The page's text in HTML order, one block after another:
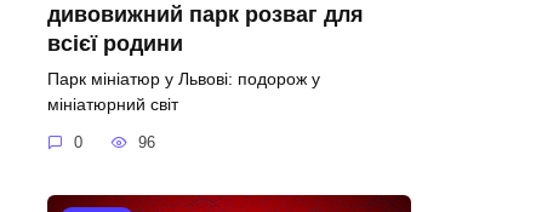
дивовижний парк розваг для
всієї родини
Парк мініатюр у Львові: подорож у
мініатюрний світ
0 96